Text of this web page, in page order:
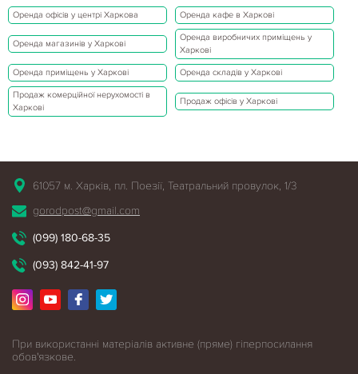
Оренда офісів у центрі Харкова Оренда кафе в Харкові
Оренда магазинів у Харкові
Оренда виробничих приміщень у
Харкові
Оренда приміщень у Харкові Оренда складів у Харкові
Продаж комерційної нерухомості в
Харкові
Продаж офісів у Харкові
61057 м. Харків, пл. Поезії, Театральний провулок, 1/3
gorodpost@gmail.com
(099) 180-68-35
(093) 842-41-97
При використанні матеріалів активне (пряме) гіперпосилання
обов'язкове.